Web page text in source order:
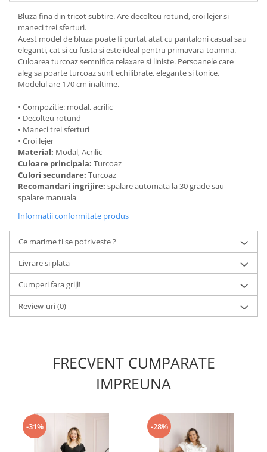
Bluza fina din tricot subtire. Are decolteu rotund, croi lejer si
maneci trei sferturi.
Acest model de bluza poate fi purtat atat cu pantaloni casual sau
eleganti, cat si cu fusta si este ideal pentru primavara-toamna.
Culoarea turcoaz semnifica relaxare si liniste. Persoanele care
aleg sa poarte turcoaz sunt echilibrate, elegante si tonice.
Modelul are 170 cm inaltime.
• Compozitie: modal, acrilic
• Decolteu rotund
• Maneci trei sferturi
• Croi lejer
Material: Modal, Acrilic
Culoare principala: Turcoaz
Culori secundare: Turcoaz
Recomandari ingrijire: spalare automata la 30 grade sau
spalare manuala
Informatii conformitate produs
Ce marime ti se potriveste ?
Livrare si plata
Cumperi fara griji!
Review-uri(0)
FRECVENT CUMPARATE
IMPREUNA
-31% -28%